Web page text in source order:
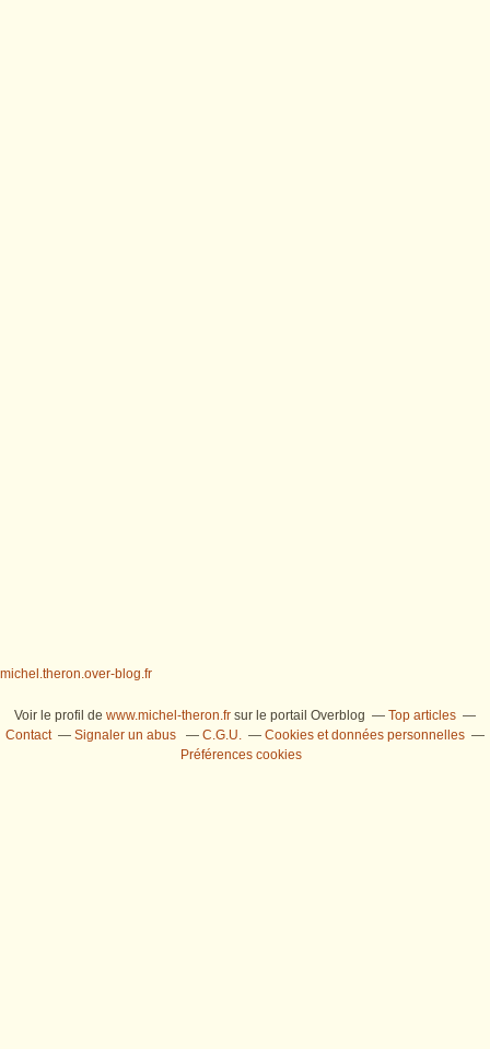
michel.theron.over-blog.fr
Voir le profil de www.michel-theron.fr sur le portail Overblog
Top articles
Contact
Signaler un abus C.G.U.
Cookies et données personnelles
Préférences cookies